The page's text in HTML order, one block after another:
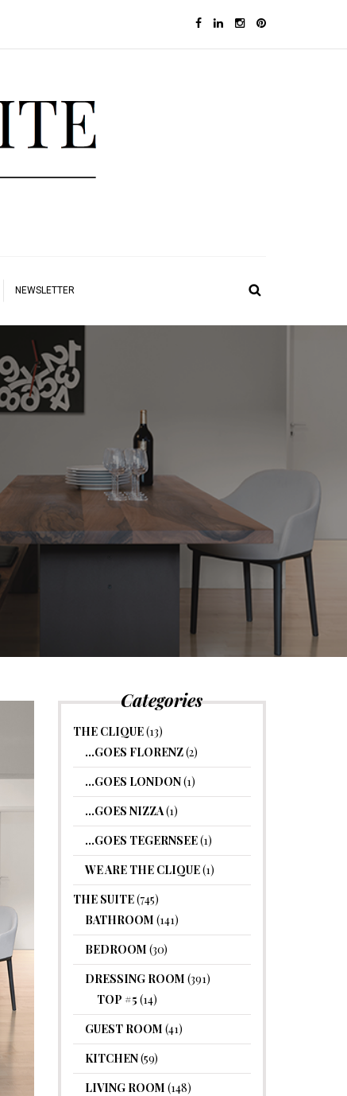
NEWSLETTER
Categories
THE CLIQUE(13)
…GOES FLORENZ(2)
…GOES LONDON(1)
…GOES NIZZA(1)
…GOES TEGERNSEE(1)
WE ARE THE CLIQUE(1)
THE SUITE(745)
BATHROOM (141)
BEDROOM (30)
DRESSING ROOM (391)
TOP #5 (14)
GUEST ROOM (41)
KITCHEN(59)
LIVING ROOM (148)